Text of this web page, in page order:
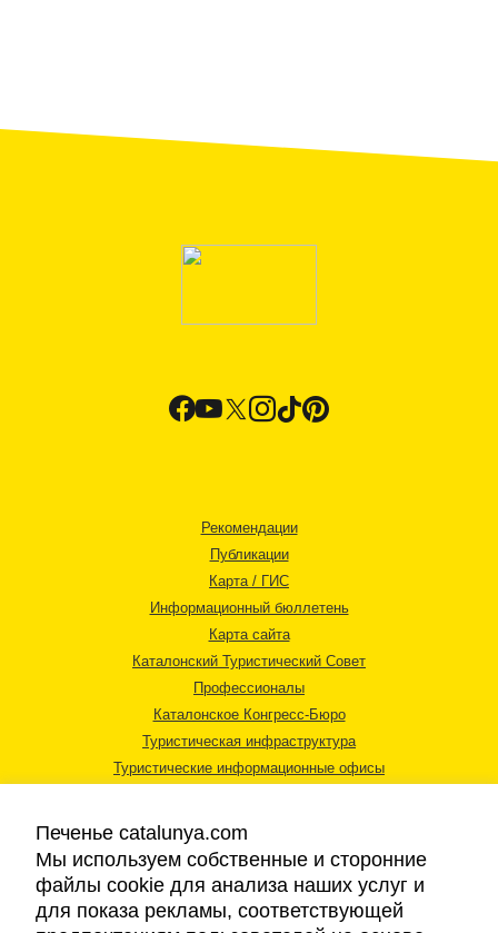
Рекомендации
Публикации
Карта / ГИС
Информационный бюллетень
Карта сайта
Каталонский Туристический Совет
Профессионалы
Каталонское Конгресс-Бюро
Туристическая инфраструктура
Туристические информационные офисы
Правовая информация
Печенье catalunya.com
Мы используем собственные и сторонние
файлы cookie для анализа наших услуг и
для показа рекламы, соответствующей